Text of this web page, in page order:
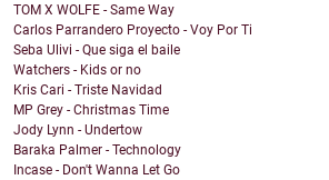
TOM X WOLFE - Same Way
Carlos Parrandero Proyecto - Voy Por Ti
Seba Ulivi - Que siga el baile
Watchers - Kids or no
Kris Cari - Triste Navidad
MP Grey - Christmas Time
Jody Lynn - Undertow
Baraka Palmer - Technology
Incase - Don't Wanna Let Go